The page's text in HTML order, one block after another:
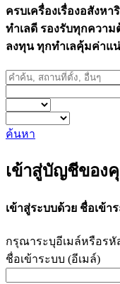
ครบเครื่องเรื่องอสังห
ทำเลดี รองรับทุกความ
ลงทุน ทุกทำเลคุ้มค่าแ
ค้นหา
เข้าสู่บัญชีของ
เข้าสู่ระบบด้วย ชื่อเข้
กรุณาระบุอีเมล์หรือรหั
ชื่อเข้าระบบ (อีเมล์)